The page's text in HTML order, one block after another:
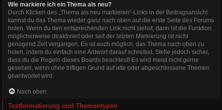
Wie markiere ich ein Thema als neu?
Durch Klicken des „Thema als neu markieren“-Links in der Beitragsansicht
kannst du das Thema wieder ganz nach oben auf die erste Seite des Forums
holen. Wenn du den entsprechenden Link nicht siehst, dann ist die Funktion
möglicherweise deaktiviert oder seit der letzten Markierung ist nicht
genügend Zeit vergangen. Es ist auch möglich, das Thema nach oben zu
holen, indem du einfach eine Antwort darauf schreibst. Stelle jedoch sicher,
dass du die Regeln dieses Boards beachtest! Es wird meist nicht gerne
gesehen, wenn ohne triftigen Grund auf alte oder abgeschlossene Themen
geantwortet wird.
Nach oben
Textformatierung und Thementypen